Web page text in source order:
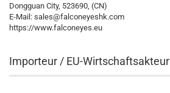
Dongguan City, 523690, (CN)
E-Mail: sales@falconeyeshk.com
https://www.falconeyes.eu
Importeur / EU-Wirtschaftsakteur